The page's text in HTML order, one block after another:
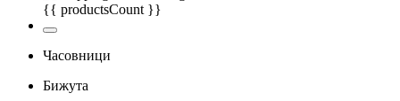
{{ productsCount }}
Часовници
Бижута